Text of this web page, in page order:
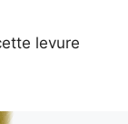
levure